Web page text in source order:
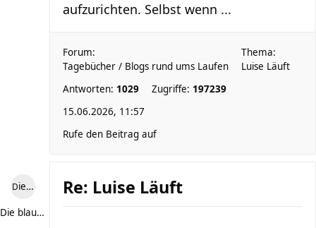
aufzurichten. Selbst wenn ...
Forum:
Tagebücher / Blogs rund ums Laufen
Thema:
Luise Läuft
Antworten: 1029 Zugriffe: 197239
15.06.2026, 11:57
Rufe den Beitrag auf
Die blaue Luise
Die blaue Luise
Re: Luise Läuft